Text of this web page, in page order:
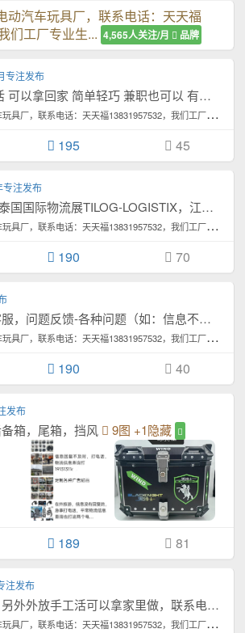
动汽车玩具厂，联系电话：天天福
们工厂专业生... 4,565人关注/月 品牌
专注发布
招工人 外放手工活 可以拿回家 简单轻巧 兼职也可以 有意者15030
河
北天天福儿童电动汽车玩具厂，联系电话：天天福13831957532，我们工厂专业生...4,565次浏览/月
195 45
专注发布
2025年8月第18届泰国国际物流展TILOG-LOGISTIX，江苏省补贴项目 ...[详情]
河
北天天福儿童电动汽车玩具厂，联系电话：天天福13831957532，我们工厂专业生...4,565次浏览/月
190 70
中国童车网人工客服，问题反馈-各种问题（如：信息不实、程序错误、无法登陆、入驻发布失...[详情]
河
北天天福儿童电动汽车玩具厂，联系电话：天天福13831957532，我们工厂专业生...4,565次浏览/月
190 40
发布
箱，尾箱，挡风 9图 +1隐藏
189 81
注发布
招工安装玩具车，另外外放手工活可以拿家里做，联系电话，1823399，手慢无。回复后...[详情]
河
北天天福儿童电动汽车玩具厂，联系电话：天天福13831957532，我们工厂专业生...4,565次浏览/月